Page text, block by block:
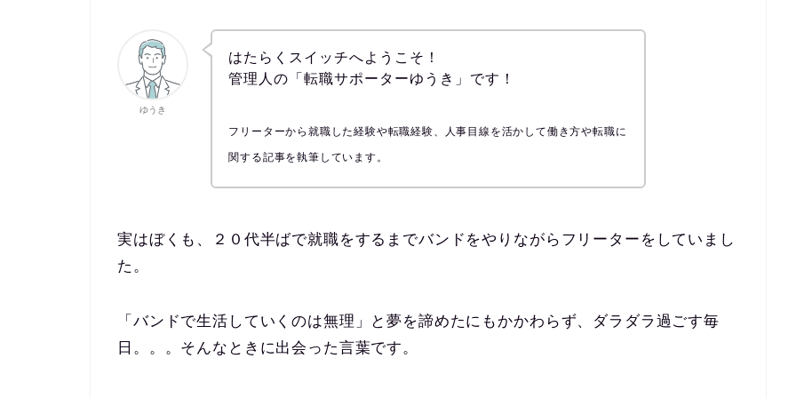
ゆうき
はたらくスイッチへようこそ！
管理人の「転職サポーターゆうき」です！
フリーターから就職した経験や転職経験、人事目線を活かして働き方や転職に
関する記事を執筆しています。
実はぼくも、２０代半ばで就職をするまでバンドをやりながらフリーターをしていまし
た。
「バンドで生活していくのは無理」と夢を諦めたにもかかわらず、ダラダラ過ごす毎
日。。。そんなときに出会った言葉です。